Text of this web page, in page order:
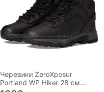
Черевики ZeroXposur
Portland WP Hiker 28 см